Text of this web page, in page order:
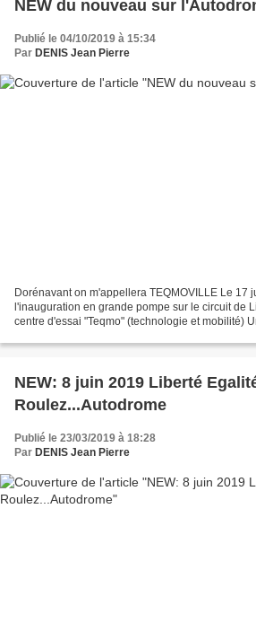
NEW du nouveau sur
Publié le 04/10/2019 à 15:34
Par DENIS Jean Pierre
Dorénavant on m'appellera TEQMOVILLE Le 17
l'inauguration en grande pompe sur le circuit de
centre d'essai "Teqmo" (technologie et mobilité)
NEW: 8 juin 2019 Liberté Egalité
Roulez...Autodrome
Publié le 23/03/2019 à 18:28
Par DENIS Jean Pierre